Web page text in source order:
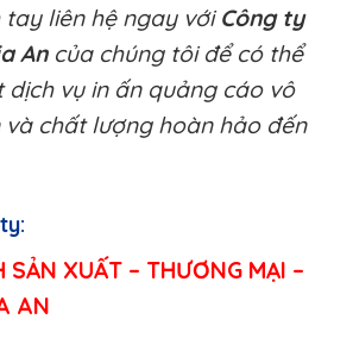
tay liên hệ ngay vớiCông ty
Ancủa chúng tôi để có thể
dịch vụ in ấn quảng cáo vô
và chất lượng hoàn hảo đến
SẢN XUẤT – THƯƠNG MẠI –
AN